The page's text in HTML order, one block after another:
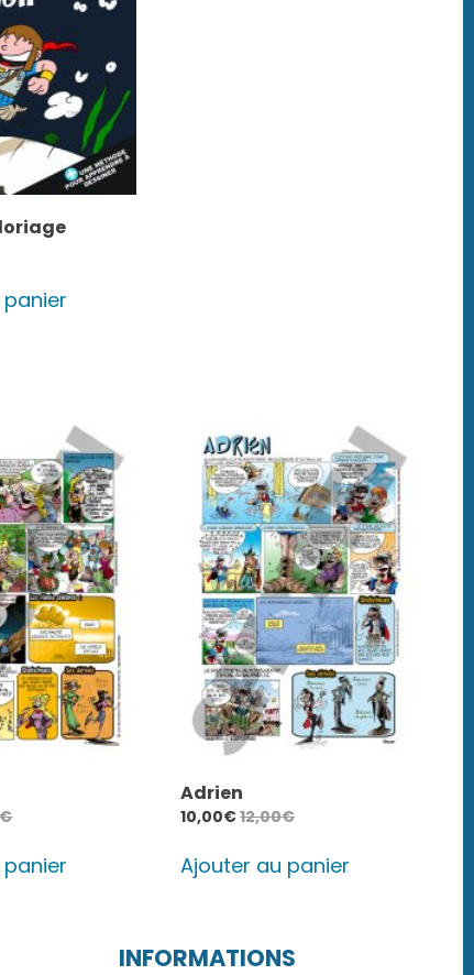
€
Adrien
10,00€12,00€
Ajouter au panier
INFORMATIONS